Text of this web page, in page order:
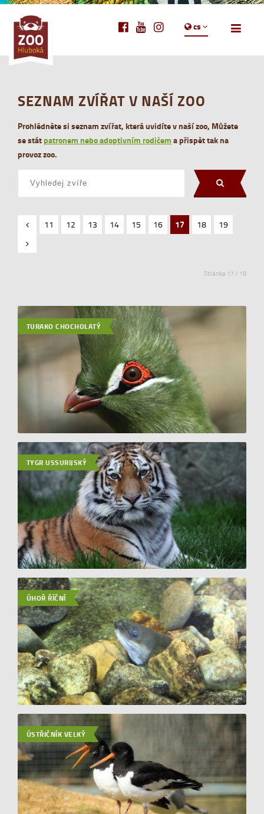
cs
SEZNAM ZVÍŘAT V NAŠÍ ZOO
Prohlédněte si seznam zvířat, která uvidíte v naší zoo, Můžete
se státpatronem nebo adoptivním rodičem a přispět tak na
provoz zoo.
11 12 13 14 15 16 17 18 19
Stránka 17 / 19
TURAKO CHOCHOLATÝ
TYGR USSURIJSKÝ
ÚHOŘ ŘÍČNÍ
ÚSTŘIČNÍK VELKÝ